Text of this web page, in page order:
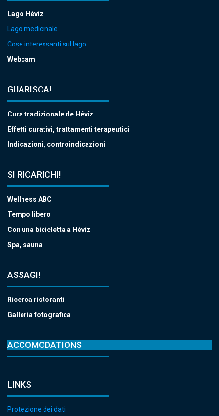
Lago Hévíz
Lago medicinale
Cose interessanti sul lago
Webcam
GUARISCA!
Cura tradizionale de Hévíz
Effetti curativi, trattamenti terapeutici
Indicazioni, controindicazioni
SI RICARICHI!
Wellness ABC
Tempo libero
Con una bicicletta a Hévíz
Spa, sauna
ASSAGI!
Ricerca ristoranti
Galleria fotografica
ACCOMODATIONS
LINKS
Protezione dei dati